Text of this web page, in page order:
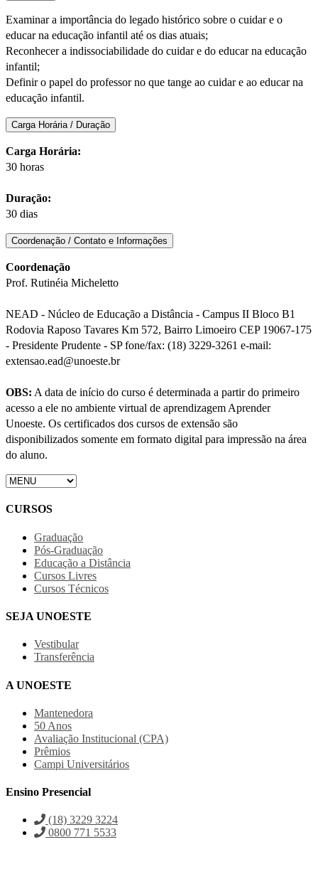
Examinar a importância do legado histórico sobre o cuidar e o
educar na educação infantil até os dias atuais;
Reconhecer a indissociabilidade do cuidar e do educar na educação
infantil;
Definir o papel do professor no que tange ao cuidar e ao educar na
educação infantil.
Carga Horária / Duração
Carga Horária:
30 horas
Duração:
30 dias
Coordenação / Contato e Informações
Coordenação
Prof. Rutinéia Micheletto
NEAD - Núcleo de Educação a Distância - Campus II Bloco B1
Rodovia Raposo Tavares Km 572, Bairro Limoeiro CEP 19067-175
- Presidente Prudente - SP fone/fax: (18) 3229-3261 e-mail:
extensao.ead@unoeste.br
OBS: A data de início do curso é determinada a partir do primeiro
acesso a ele no ambiente virtual de aprendizagem Aprender
Unoeste. Os certificados dos cursos de extensão são
disponibilizados somente em formato digital para impressão na área
do aluno.
CURSOS
Graduação
Pós-Graduação
Educação a Distância
Cursos Livres
Cursos Técnicos
SEJA UNOESTE
Vestibular
Transferência
A UNOESTE
Mantenedora
50 Anos
Avaliação Institucional (CPA)
Prêmios
Campi Universitários
Ensino Presencial
(18) 3229 3224
0800 771 5533